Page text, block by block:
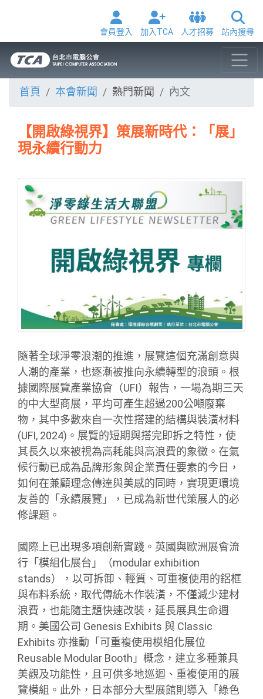
會員登入 加入TCA 人才招募 站內搜尋
首頁 本會新聞 熱門新聞 內文
【開啟綠視界】策展新時代：「展」
現永續行動力
隨著全球淨零浪潮的推進，展覽這個充滿創意與
人潮的產業，也逐漸被推向永續轉型的浪頭。根
據國際展覽產業協會（UFI）報告，一場為期三天
的中大型商展，平均可產生超過200公噸廢棄
物，其中多數來自一次性搭建的結構與裝潢材料
(UFI, 2024)。展覽的短期與搭完即拆之特性，使
其長久以來被視為高耗能與高浪費的象徵。在氣
候行動已成為品牌形象與企業責任要素的今日，
如何在兼顧理念傳達與美感的同時，實現更環境
友善的「永續展覽」，已成為新世代策展人的必
修課題。
國際上已出現多項創新實踐。英國與歐洲展會流
行「模組化展台」（modular exhibition
stands），以可拆卸、輕質、可重複使用的鋁框
與布料系統，取代傳統木作裝潢，不僅減少建材
浪費，也能隨主題快速改裝，延長展具生命週
期。美國公司 Genesis Exhibits 與 Classic
Exhibits 亦推動「可重複使用模組化展位
Reusable Modular Booth」概念，建立多種兼具
美觀及功能性，且可供多地巡迴、重複使用的展
覽模組。此外，日本部分大型展館則導入「綠色